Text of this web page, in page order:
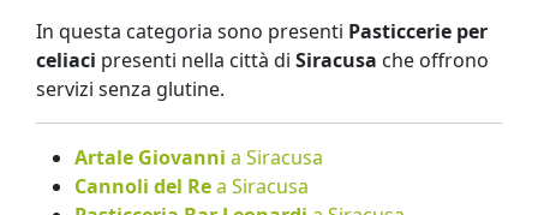
In questa categoria sono presenti Pasticcerie per
celiaci presenti nella città di Siracusa che offrono
servizi senza glutine.
Artale Giovanni a Siracusa
Cannoli del Rea Siracusa